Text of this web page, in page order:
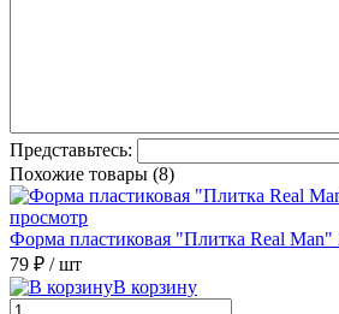
Представьтесь:
Похожие товары (8)
просмотр
Форма пластиковая "Плитка Real Man"
79 ₽ / шт
В корзину